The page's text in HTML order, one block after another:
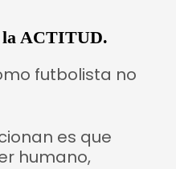
la ACTITUD.
futbolista no
es que
humano,